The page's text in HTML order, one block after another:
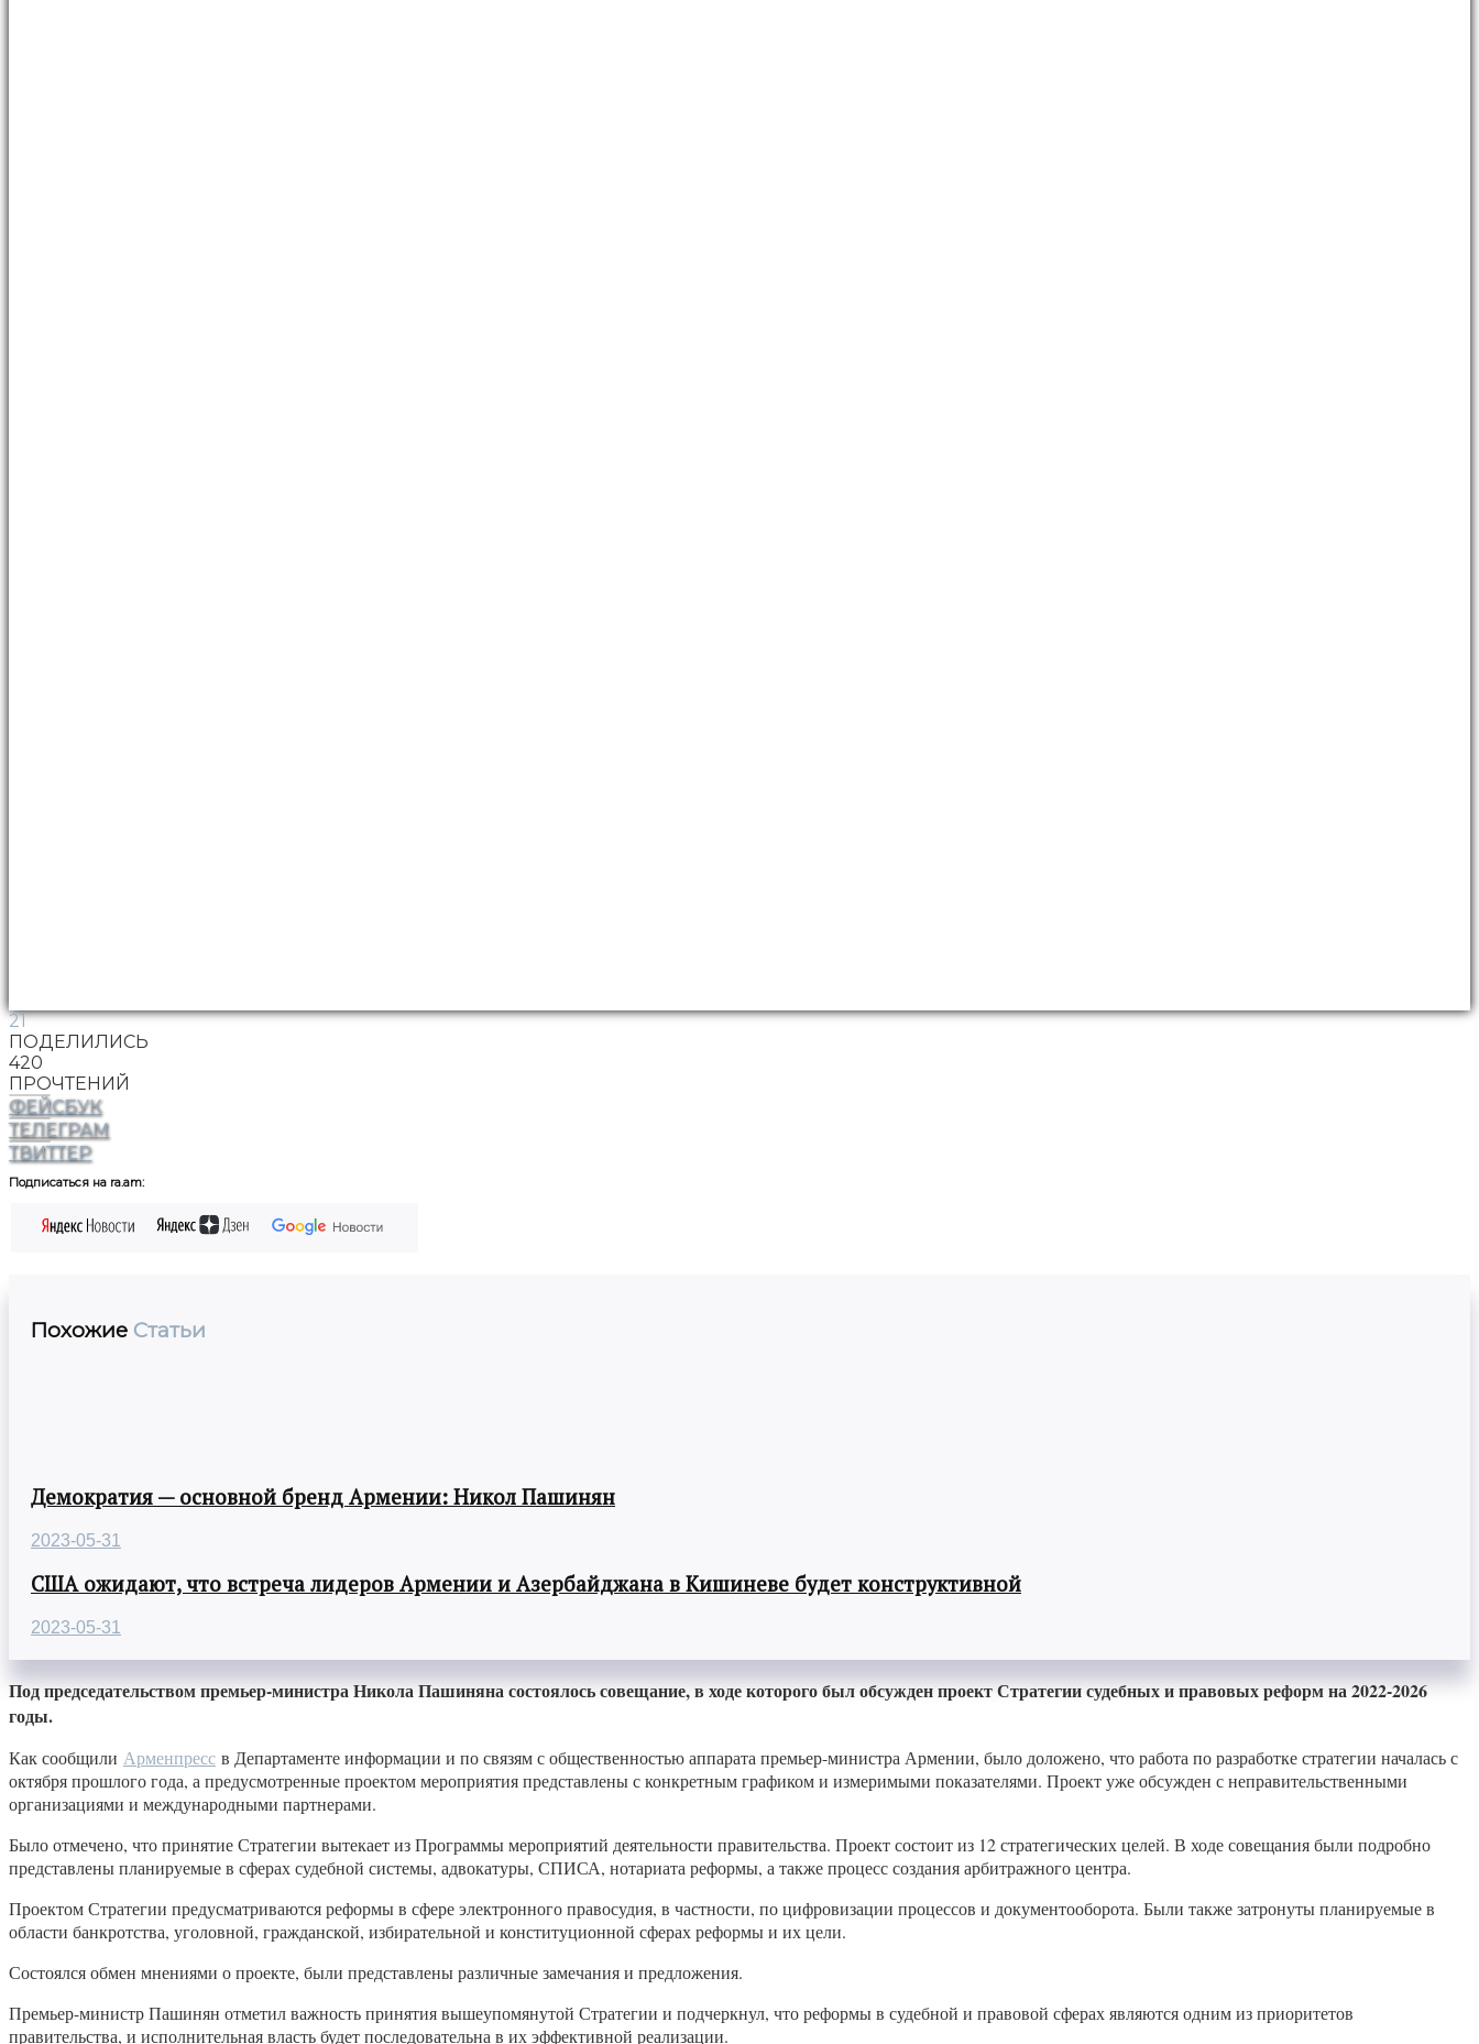
21
ПОДЕЛИЛИСЬ
420
ПРОЧТЕНИЙ
ФЕЙСБУК
ТЕЛЕГРАМ
ТВИТТЕР
Подписаться на ra.am:
Похожие Статьи
Демократия — основной бренд Армении: Никол Пашинян
2023-05-31
США ожидают, что встреча лидеров Армении и Азербайджана в Кишиневе будет конструктивной
2023-05-31
Под председательством премьер-министра Никола Пашиняна состоялось совещание, в ходе которого был обсужден проект Стратегии судебных и правовых реформ на 2022-2026
годы.
Как сообщили Арменпресс в Департаменте информации и по связям с общественностью аппарата премьер-министра Армении, было доложено, что работа по разработке стратегии началась с
октября прошлого года, а предусмотренные проектом мероприятия представлены с конкретным графиком и измеримыми показателями. Проект уже обсужден с неправительственными
организациями и международными партнерами.
Было отмечено, что принятие Стратегии вытекает из Программы мероприятий деятельности правительства. Проект состоит из 12 стратегических целей. В ходе совещания были подробно
представлены планируемые в сферах судебной системы, адвокатуры, СПИСА, нотариата реформы, а также процесс создания арбитражного центра.
Проектом Стратегии предусматриваются реформы в сфере электронного правосудия, в частности, по цифровизации процессов и документооборота. Были также затронуты планируемые в
области банкротства, уголовной, гражданской, избирательной и конституционной сферах реформы и их цели.
Состоялся обмен мнениями о проекте, были представлены различные замечания и предложения.
Премьер-министр Пашинян отметил важность принятия вышеупомянутой Стратегии и подчеркнул, что реформы в судебной и правовой сферах являются одним из приоритетов
правительства, и исполнительная власть будет последовательна в их эффективной реализации.